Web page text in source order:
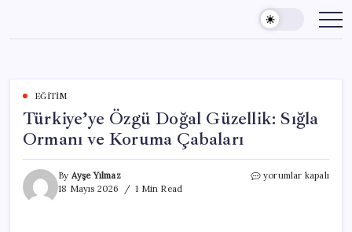
content
EĞITIM
Türkiye’ye Özgü Doğal Güzellik: Sığla
Ormanı ve Koruma Çabaları
By Ayşe Yılmaz
18 Mayıs 2026
1 Min Read
Türkiye’ye
yorumlar kapalı